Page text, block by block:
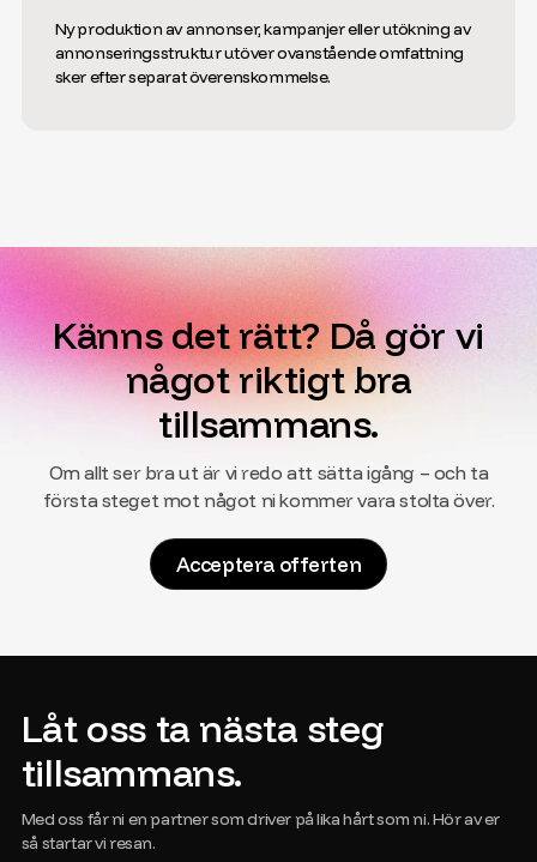
Ny produktion av annonser, kampanjer eller utökning av
annonseringsstruktur utöver ovanstående omfattning
sker efter separat överenskommelse.
Känns det rätt? Då gör vi
något riktigt bra
tillsammans.
Om allt ser bra ut är vi redo att sätta igång – och ta
första steget mot något ni kommer vara stolta över.
Acceptera offerten
Låt oss ta nästa steg
tillsammans.
Med oss får ni en partner som driver på lika hårt som ni. Hör av er
så startar vi resan.